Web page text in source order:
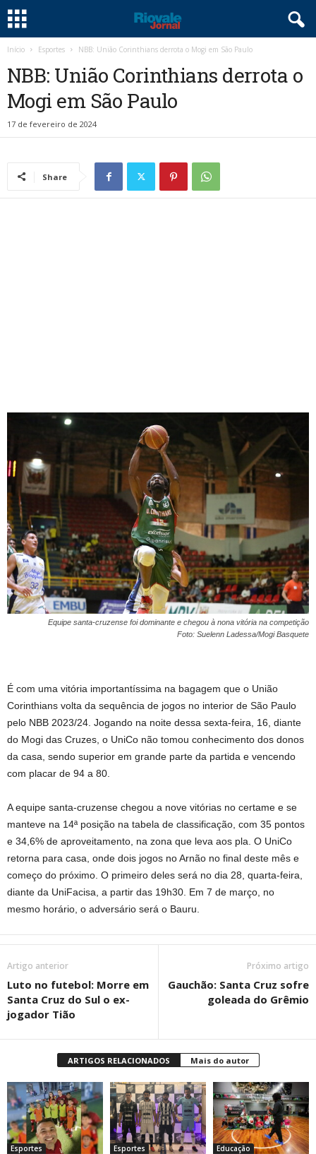
Início Esportes NBB: União Corinthians derrota o Mogi em São Paulo
NBB: União Corinthians derrota o
Mogi em São Paulo
17 de fevereiro de 2024
Share
Equipe santa-cruzense foi dominante e chegou à nona vitória na competição
Foto: Suelenn Ladessa/Mogi Basquete
É com uma vitória importantíssima na bagagem que o União
Corinthians volta da sequência de jogos no interior de São Paulo
pelo NBB 2023/24. Jogando na noite dessa sexta-feira, 16, diante
do Mogi das Cruzes, o UniCo não tomou conhecimento dos donos
da casa, sendo superior em grande parte da partida e vencendo
com placar de 94 a 80.
A equipe santa-cruzense chegou a nove vitórias no certame e se
manteve na 14ª posição na tabela de classificação, com 35 pontos
e 34,6% de aproveitamento, na zona que leva aos pla. O UniCo
retorna para casa, onde dois jogos no Arnão no final deste mês e
começo do próximo. O primeiro deles será no dia 28, quarta-feira,
diante da UniFacisa, a partir das 19h30. Em 7 de março, no
mesmo horário, o adversário será o Bauru.
Artigo anterior
Luto no futebol: Morre em
Santa Cruz do Sul o ex-
jogador Tião
Próximo artigo
Gauchão: Santa Cruz sofre
goleada do Grêmio
ARTIGOS RELACIONADOS Mais do autor
Esportes Esportes Educação